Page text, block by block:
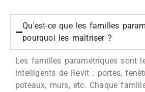
Qu'est-ce que les familles
pourquoi les maîtriser ?
Les familles paramétriques sont
intelligents de Revit : portes,
poteaux, murs, etc. Chaque